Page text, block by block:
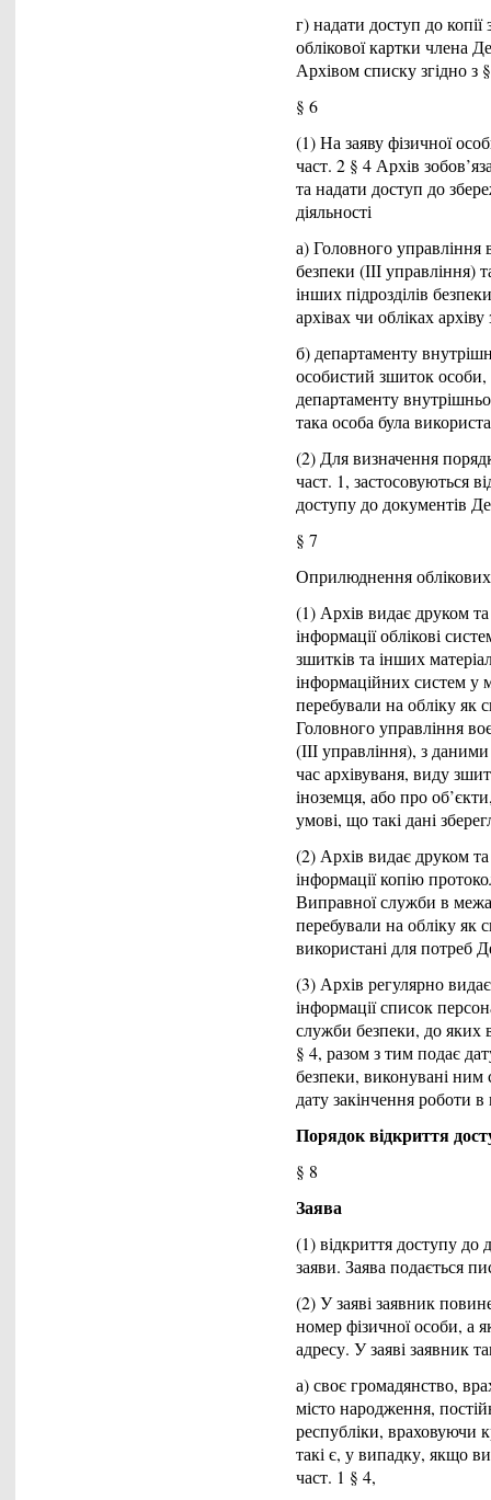
г) надати доступ до
облікової картки члена
Архівом списку згідно з
§ 6
(1) На заяву фізичної
част. 2 § 4 Архів
та надати доступ до
діяльності
а) Головного управління
безпеки (ІІІ управління)
інших підрозділів
архівах чи обліках
б) департаменту
особистий зшиток особи,
департаменту
така особа була
(2) Для визначення
част. 1, застосовуються
доступу до документів
§ 7
Оприлюднення облікових
(1) Архів видає друком
інформації облікові
зшитків та інших
інформаційних систем у
перебували на обліку як
Головного управління
(ІІІ управління), з
час архівуваня, виду
іноземця, або про
умові, що такі дані
(2) Архів видає друком
інформації копію
Виправної служби в
перебували на обліку як
використані для потреб
(3) Архів регулярно
інформації список
служби безпеки, до яких
§ 4, разом з тим подає
безпеки, виконувані ним
дату закінчення роботи в
Порядок відкриття
§ 8
Заява
(1) відкриття доступу до
заяви. Заява подається
(2) У заяві заявник
номер фізичної особи, а
адресу. У заяві заявник
а) своє громадянство,
місто народження,
республіки, враховуючи
такі є, у випадку, якщо
част. 1 § 4,